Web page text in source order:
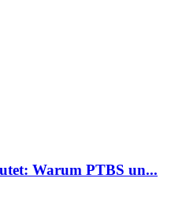
Warum PTBS un...